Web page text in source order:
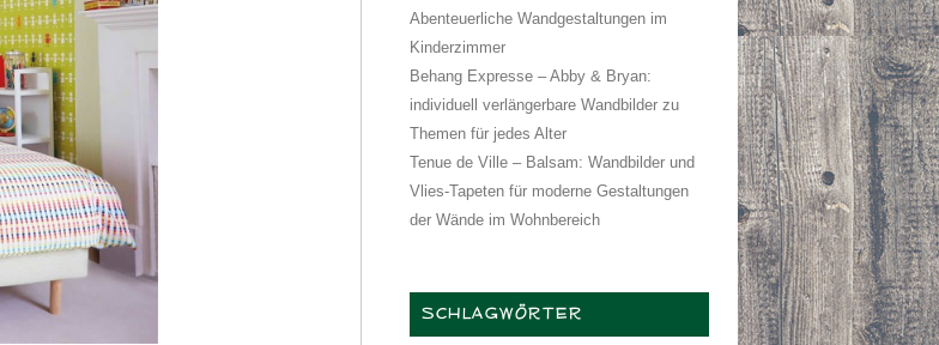
Abenteuerliche Wandgestaltungen im
Kinderzimmer
Behang Expresse – Abby & Bryan:
individuell verlängerbare Wandbilder zu
Themen für jedes Alter
Tenue de Ville – Balsam: Wandbilder und
Vlies-Tapeten für moderne Gestaltungen
der Wände im Wohnbereich
SCHLAGWÖRTER